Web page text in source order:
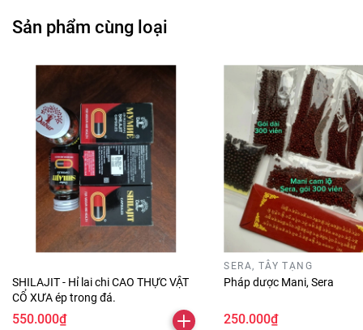
Sản phẩm cùng loại
SHILAJIT - Hỉ lai chi CAO THỰC VẬT
CỔ XƯA ép trong đá.
550.000₫
SERA, TÂY TẠNG
Pháp dược Mani, Sera
250.000₫